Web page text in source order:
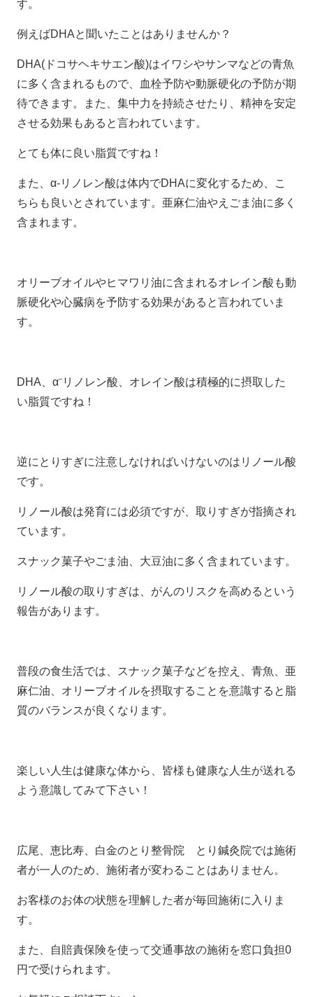
す。
例えばDHAと聞いたことはありませんか？
DHA(ドコサヘキサエン酸)はイワシやサンマなどの青魚
に多く含まれるもので、血栓予防や動脈硬化の予防が期
待できます。また、集中力を持続させたり、精神を安定
させる効果もあると言われています。
とても体に良い脂質ですね！
また、α-リノレン酸は体内でDHAに変化するため、こ
ちらも良いとされています。亜麻仁油やえごま油に多く
含まれます。
オリーブオイルやヒマワリ油に含まれるオレイン酸も動
脈硬化や心臓病を予防する効果があると言われていま
す。
DHA、α⁻リノレン酸、オレイン酸は積極的に摂取した
い脂質ですね！
逆にとりすぎに注意しなければいけないのはリノール酸
です。
リノール酸は発育には必須ですが、取りすぎが指摘され
ています。
スナック菓子やごま油、大豆油に多く含まれています。
リノール酸の取りすぎは、がんのリスクを高めるという
報告があります。
普段の食生活では、スナック菓子などを控え、青魚、亜
麻仁油、オリーブオイルを摂取することを意識すると脂
質のバランスが良くなります。
楽しい人生は健康な体から、皆様も健康な人生が送れる
よう意識してみて下さい！
広尾、恵比寿、白金のとり整骨院 とり鍼灸院では施術
者が一人のため、施術者が変わることはありません。
お客様のお体の状態を理解した者が毎回施術に入りま
す。
また、自賠責保険を使って交通事故の施術を窓口負担0
円で受けられます。